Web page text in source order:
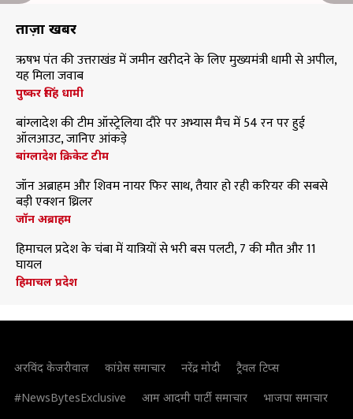
ताज़ा खबरें
ऋषभ पंत की उत्तराखंड में जमीन खरीदने के लिए मुख्यमंत्री धामी से अपील,
यह मिला जवाब
पुष्कर सिंह धामी
बांग्लादेश की टीम ऑस्ट्रेलिया दौरे पर अभ्यास मैच में 54 रन पर हुई
ऑलआउट, जानिए आंकड़े
बांग्लादेश क्रिकेट टीम
जॉन अब्राहम और शिवम नायर फिर साथ, तैयार हो रही करियर की सबसे
बड़ी एक्शन थ्रिलर
जॉन अब्राहम
हिमाचल प्रदेश के चंबा में यात्रियों से भरी बस पलटी, 7 की मौत और 11
घायल
हिमाचल प्रदेश
अरविंद केजरीवाल कांग्रेस समाचार नरेंद्र मोदी
ट्रैवल टिप्स
#NewsBytesExclusive
आम आदमी पार्टी समाचार
भाजपा समाचार